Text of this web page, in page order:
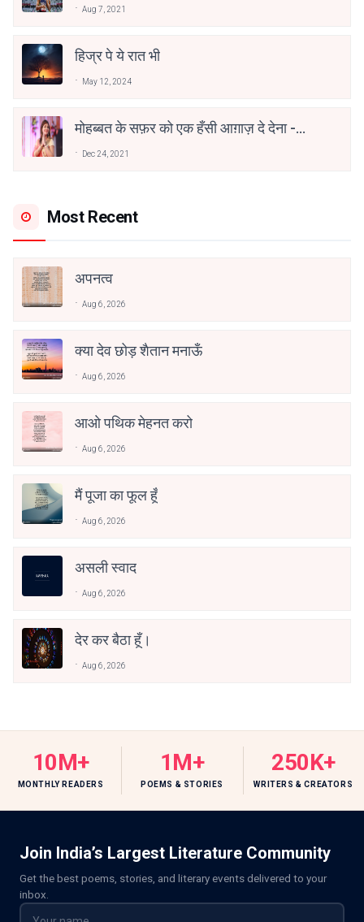
Aug 7, 2021
हिज्र पे ये रात भी
May 12, 2024
मोहब्बत के सफ़र को एक हँसी आग़ाज़ दे देना -
Dec 24, 2021
Most Recent
अपनत्व
Aug 6, 2026
क्या देव छोड़ शैतान मनाऊँ
Aug 6, 2026
आओ पथिक मेहनत करो
Aug 6, 2026
मैं पूजा का फूल हूँ
Aug 6, 2026
असली स्वाद
Aug 6, 2026
देर कर बैठा हूँ।
Aug 6, 2026
10M+
MONTHLY READERS
1M+
POEMS & STORIES
250K+
WRITERS & CREATORS
Join India’s Largest Literature Community
Get the best poems, stories, and literary events delivered to your
inbox.